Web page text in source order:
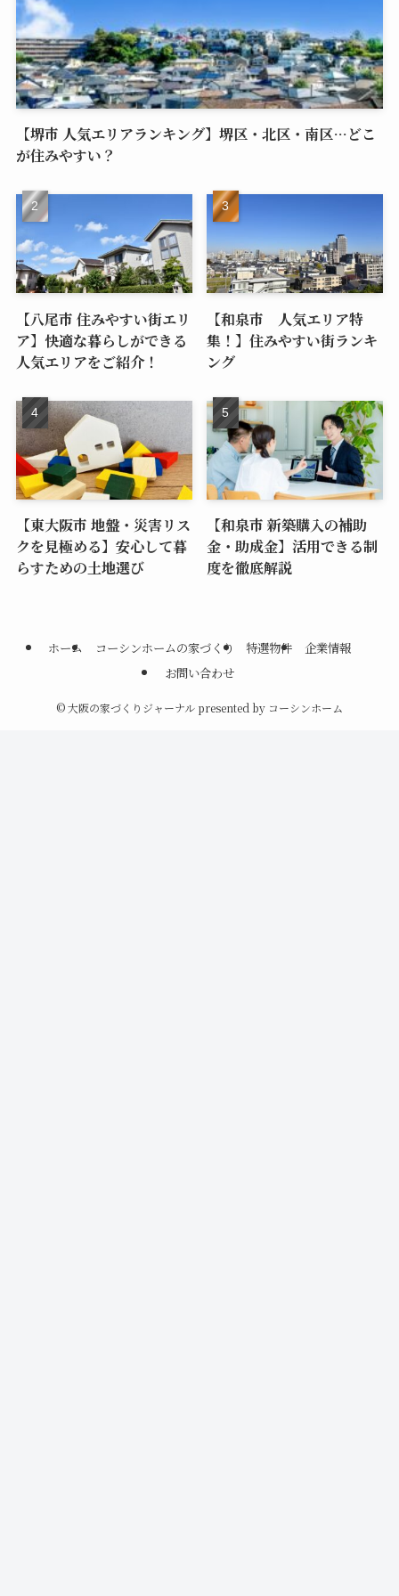
【堺市 人気エリアランキング】堺区・北区・南区…どこ
が住みやすい？
【八尾市 住みやすい街エリ
ア】快適な暮らしができる
人気エリアをご紹介！
【和泉市 人気エリア特
集！】住みやすい街ランキ
ング
【東大阪市 地盤・災害リス
クを見極める】安心して暮
らすための土地選び
【和泉市 新築購入の補助
金・助成金】活用できる制
度を徹底解説
ホーム コーシンホームの家づくり 特選物件
企業情報
お問い合わせ
©大阪の家づくりジャーナル presented by コーシンホーム